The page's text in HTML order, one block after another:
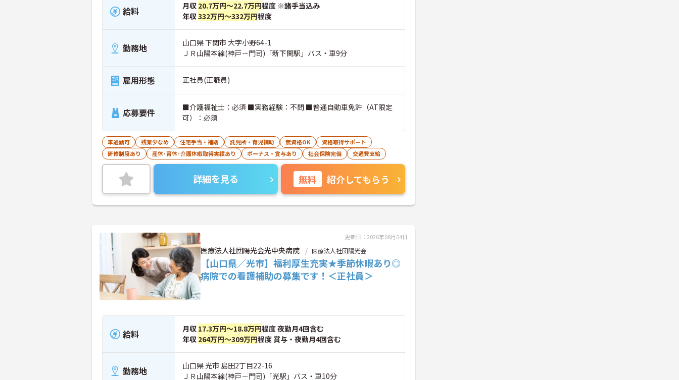
給料 月収 20.7万円～22.7万円程度 ※諸手当込み
年収332万円～332万円程度
勤務地
山口県 下関市 大字小野64-1
ＪＲ山陽本線(神戸－門司)「新下関駅」バス・車9分
雇用形態 正社員(正職員)
応募要件
■介護福祉士：必須 ■実務経験：不問 ■普通自動車免許（AT限定
可）：必須
車通勤可 残業少なめ 住宅手当・補助 託児所・育児補助 無資格OK
資格取得サポート
研修制度あり
産休･育休･介護休暇取得実績あり ボーナス・賞与あり 社会保険完備 交通費支給
詳細を見る 無料 紹介してもらう
更新日：2026年08月04日
医療法人社団陽光会光中央病院 医療法人社団陽光会
【山口県／光市】福利厚生充実★季節休暇あり◎
病院での看護補助の募集です！＜正社員＞
給料 月収 17.3万円～18.8万円程度 夜勤月4回含む
年収 264万円～309万円程度 賞与・夜勤月4回含む
勤務地
山口県 光市 島田2丁目22-16
ＪＲ山陽本線(神戸－門司)「光駅」バス・車10分